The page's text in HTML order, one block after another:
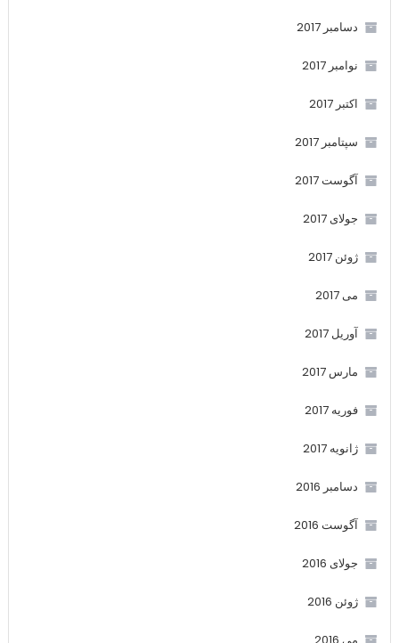
دسامبر 2017
نوامبر 2017
اکتبر 2017
سپتامبر 2017
آگوست 2017
جولای 2017
ژوئن 2017
می 2017
آوریل 2017
مارس 2017
فوریه 2017
ژانویه 2017
دسامبر 2016
آگوست 2016
جولای 2016
ژوئن 2016